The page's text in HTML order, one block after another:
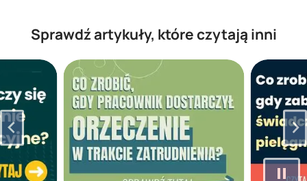
Sprawdź artykuły, które czytają inni